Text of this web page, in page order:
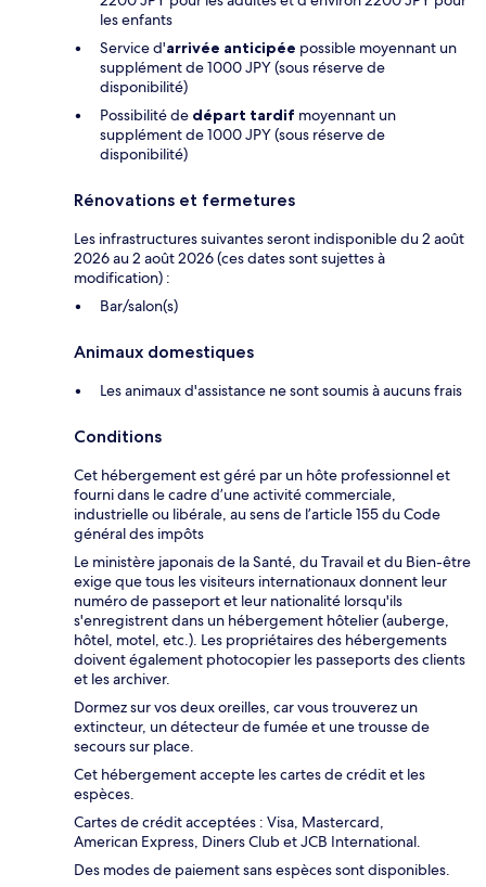
les enfants
Service d'arrivée anticipée possible moyennant un
supplément de 1000 JPY (sous réserve de
disponibilité)
Possibilité de départ tardif moyennant un
supplément de 1000 JPY (sous réserve de
disponibilité)
Rénovations et fermetures
Les infrastructures suivantes seront indisponible du 2 août
2026 au 2 août 2026 (ces dates sont sujettes à
modification) :
Bar/salon(s)
Animaux domestiques
Les animaux d'assistance ne sont soumis à aucuns frais
Conditions
Cet hébergement est géré par un hôte professionnel et
fourni dans le cadre d’une activité commerciale,
industrielle ou libérale, au sens de l’article 155 du Code
général des impôts
Le ministère japonais de la Santé, du Travail et du Bien-être
exige que tous les visiteurs internationaux donnent leur
numéro de passeport et leur nationalité lorsqu'ils
s'enregistrent dans un hébergement hôtelier (auberge,
hôtel, motel, etc.). Les propriétaires des hébergements
doivent également photocopier les passeports des clients
et les archiver.
Dormez sur vos deux oreilles, car vous trouverez un
extincteur, un détecteur de fumée et une trousse de
secours sur place.
Cet hébergement accepte les cartes de crédit et les
espèces.
Cartes de crédit acceptées : Visa, Mastercard,
American Express, Diners Club et JCB International.
Des modes de paiement sans espèces sont disponibles.